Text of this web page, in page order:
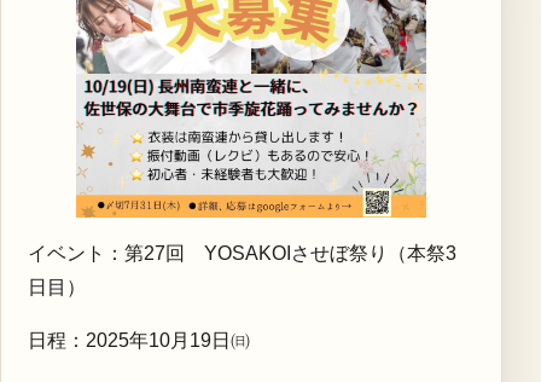
イベント：第27回 YOSAKOIさせぼ祭り（本祭3
日目）
日程：2025年10月19日㈰